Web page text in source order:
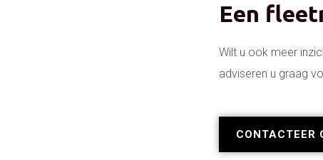
Een
Wilt u ook meer
adviseren u graag
CONTACTEER